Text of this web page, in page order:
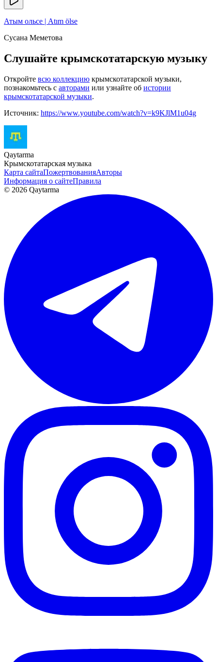
Атым ольсе | Atım ölse
Сусана Меметова
Слушайте крымскотатарскую музыку
Откройте всю коллекцию крымскотатарской музыки,
познакомьтесь с авторами или узнайте об истории
крымскотатарской музыки.
Источник: https://www.youtube.com/watch?v=k9KJlM1u04g
Qaytarma
Крымскотатарская музыка
Карта сайтаПожертвованияАвторы
Информация о сайтеПравила
© 2026 Qaytarma